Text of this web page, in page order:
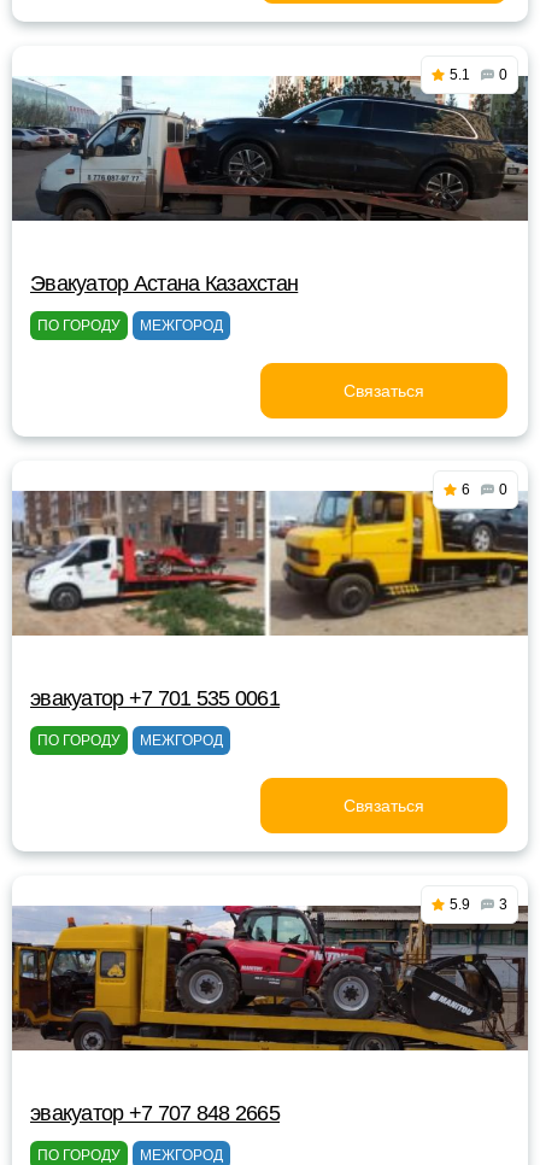
5.1 0
Эвакуатор Астана Казахстан
ПО ГОРОДУ МЕЖГОРОД
Связаться
6 0
эвакуатор +7 701 535 0061
ПО ГОРОДУ МЕЖГОРОД
Связаться
5.9 3
эвакуатор +7 707 848 2665
ПО ГОРОДУ МЕЖГОРОД